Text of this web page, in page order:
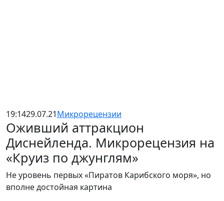
19:1429.07.21Микрорецензии
Оживший аттракцион
Диснейленда. Микрорецензия на
«Круиз по джунглям»
Не уровень первых «Пиратов Карибского моря», но
вполне достойная картина